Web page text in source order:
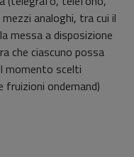
analoghi, tra cui il
messa a disposizione
che ciascuno possa
momento scelti
fruizioni ondemand)